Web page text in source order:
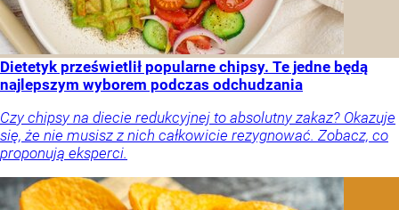
Dietetyk prześwietlił popularne chipsy. Te jedne będą
najlepszym wyborem podczas odchudzania
Czy chipsy na diecie redukcyjnej to absolutny zakaz? Okazuje
się, że nie musisz z nich całkowicie rezygnować. Zobacz, co
proponują eksperci.